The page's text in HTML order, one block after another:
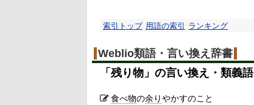
索引トップ 用語の索引 ランキング
Weblio類語・言い換え辞書
「 残り物 」の言い換え・類義語
食べ物の余りやかすのこと